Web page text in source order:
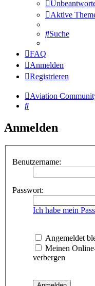
Aktive
Suche
FAQ
Anmelden
Registrieren
Aviation
Suche
Anmelden
Benutzername:
Passwort:
Ich habe mein
Angemeldet
Meinen
verbergen